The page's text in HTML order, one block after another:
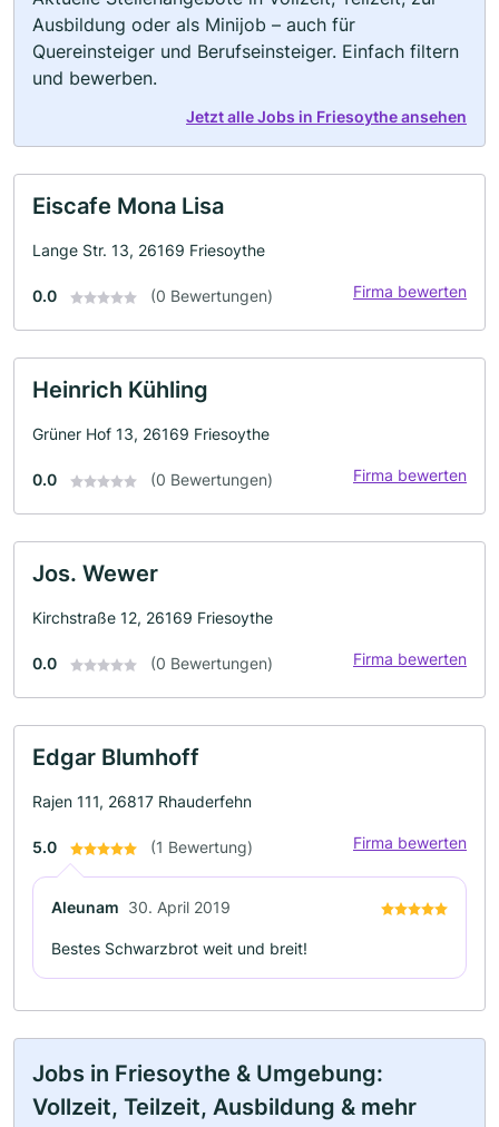
Ausbildung oder als Minijob – auch für
Quereinsteiger und Berufseinsteiger. Einfach filtern
und bewerben.
Jetzt alle Jobs in Friesoythe ansehen
Eiscafe Mona Lisa
Lange Str. 13, 26169 Friesoythe
0.0 (0 Bewertungen) Firma bewerten
Heinrich Kühling
Grüner Hof 13, 26169 Friesoythe
0.0 (0 Bewertungen) Firma bewerten
Jos. Wewer
Kirchstraße 12, 26169 Friesoythe
0.0 (0 Bewertungen) Firma bewerten
Edgar Blumhoff
Rajen 111, 26817 Rhauderfehn
5.0 (1 Bewertung) Firma bewerten
Aleunam 30. April 2019
Bestes Schwarzbrot weit und breit!
Jobs in Friesoythe & Umgebung:
Vollzeit, Teilzeit, Ausbildung & mehr